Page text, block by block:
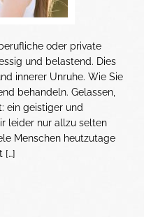
oder private
und belastend. Dies
innerer Unruhe. Wie Sie
behandeln. Gelassen,
ein geistiger und
leider nur allzu selten
Menschen heutzutage
[…]